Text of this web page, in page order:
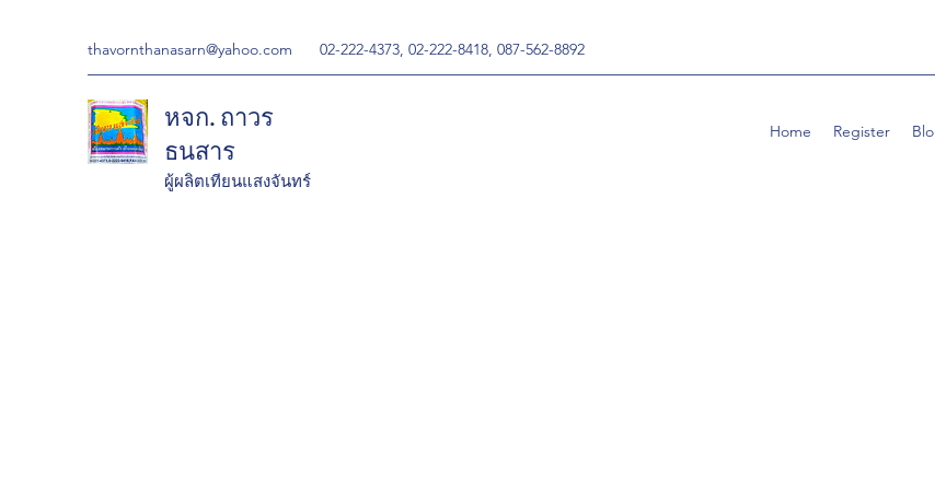
thavornthanasarn@yahoo.com 02-222-4373, 02-222-8418, 087-562-8892
หจก. ถาวร
ธนสาร
ผู้ผลิตเทียนแสงจันทร์
Home Register